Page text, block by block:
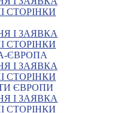
СТОРІНКИ
І ЗАЯВКА
СТОРІНКИ
ЄВРОПА
І ЗАЯВКА
СТОРІНКИ
ЄВРОПИ
І ЗАЯВКА
СТОРІНКИ